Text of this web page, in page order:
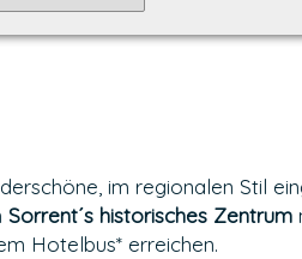
im regionalen Stil
Sorrent´s historisches Zentrum
Hotelbus* erreichen.